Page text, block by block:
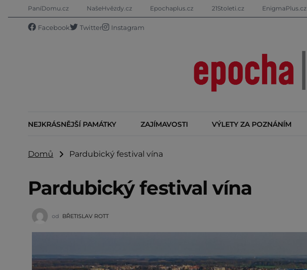
PaníDomu.cz NašeHvězdy.cz Epochaplus.cz 21Stoleti.cz EnigmaPlus.cz
Facebook Twitter Instagram
NEJKRÁSNĚJŠÍ PAMÁTKY ZAJÍMAVOSTI VÝLETY ZA POZNÁNÍM
Domů Pardubický festival vína
Pardubický festival vína
od BŘETISLAV ROTT